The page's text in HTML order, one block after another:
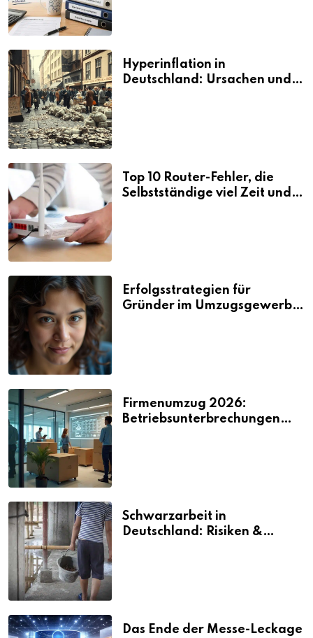
Hyperinflation in
Deutschland: Ursachen und
Top 10 Router-Fehler, die
Selbstständige viel Zeit und
Erfolgsstrategien für
Gründer im Umzugsgewerbe
Firmenumzug 2026:
Betriebsunterbrechungen
Schwarzarbeit in
Deutschland: Risiken &
Das Ende der Messe-Leckage